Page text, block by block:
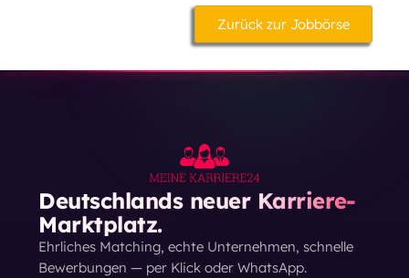
Zurück zur Jobbörse
Deutschlands neuer Karriere-
Marktplatz.
Ehrliches Matching, echte Unternehmen, schnelle
Bewerbungen — per Klick oder WhatsApp.